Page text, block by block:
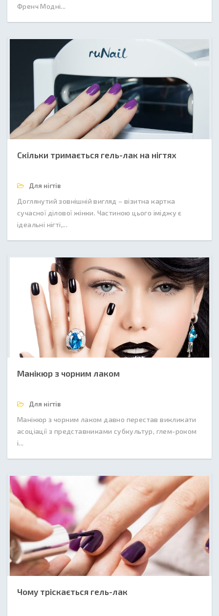
Френч Модні...
Скільки тримається гель-лак на нігтях
Для нігтів
Доглянутий зовнішній вигляд – візитна картка
сучасної ділової жінки. Частиною цього іміджу є
ідеальні нігті,...
Манікюр з чорним лаком
Для нігтів
Манікюр з чорним лаком давно перестав викликати
асоціації з представниками субкультур, глем-роком
і...
Чому тріскається гель-лак